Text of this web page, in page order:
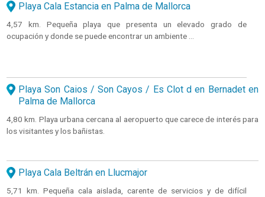
Playa Cala Estancia en Palma de Mallorca
4,57 km. Pequeña playa que presenta un elevado grado de
ocupación y donde se puede encontrar un ambiente ...
Playa Son Caios / Son Cayos / Es Clot d en Bernadet en
Palma de Mallorca
4,80 km. Playa urbana cercana al aeropuerto que carece de interés para
los visitantes y los bañistas.
Playa Cala Beltrán en Llucmajor
5,71 km. Pequeña cala aislada, carente de servicios y de difícil